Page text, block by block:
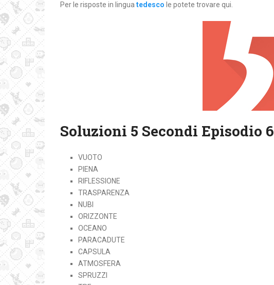
Per le risposte in lingua tedesco le potete trovare qui.
Soluzioni 5 Secondi Episodio 6
VUOTO
PIENA
RIFLESSIONE
TRASPARENZA
NUBI
ORIZZONTE
OCEANO
PARACADUTE
CAPSULA
ATMOSFERA
SPRUZZI